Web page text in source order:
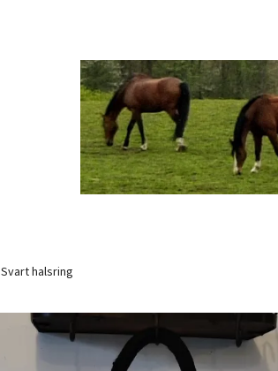
Svart halsring